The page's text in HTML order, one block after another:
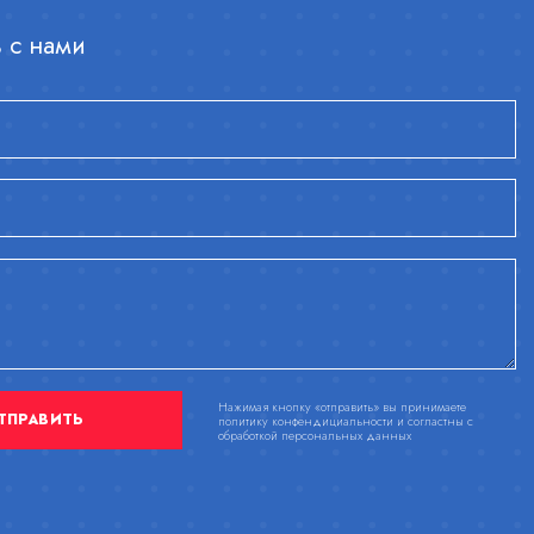
с нами
Нажимая кнопку «отправить» вы принимаете
политику конфендициальности и согластны с
обработкой персональных данных